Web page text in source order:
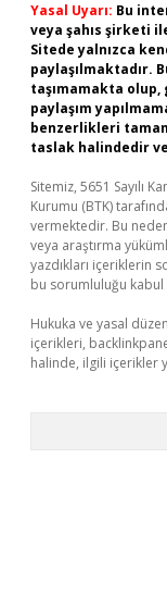
Yasal Uyarı: Bu
veya şahıs şirketi
Sitede yalnızca
paylaşılmaktadır.
taşımamakta
paylaşım
benzerlikleri
taslak halindedir
Sitemiz, 5651 Sayılı
Kurumu (BTK)
vermektedir. Bu
veya araştırma
yazdıkları içeriklerin
bu sorumluluğu kabul
Hukuka ve yasal
içerikleri,
halinde, ilgili içerikler